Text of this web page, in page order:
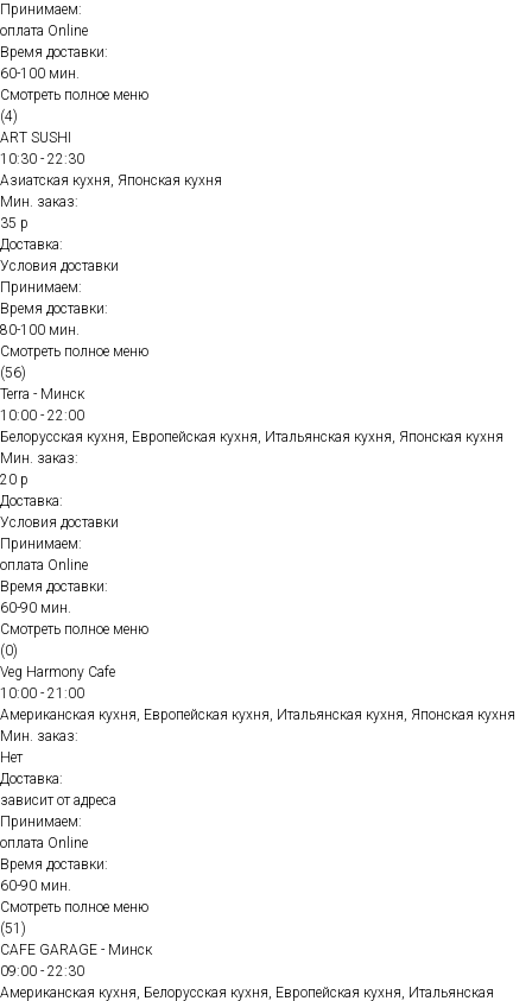
Принимаем:
оплата Online
Время доставки:
60-100 мин.
Смотреть полное меню
(4)
ART SUSHI
10:30 - 22:30
Азиатская кухня, Японская кухня
Мин. заказ:
35 р
Доставка:
Условия доставки
Принимаем:
Время доставки:
80-100 мин.
Смотреть полное меню
(56)
Terra - Минск
10:00 - 22:00
Белорусская кухня, Европейская кухня, Итальянская кухня, Японская кухня
Мин. заказ:
20 р
Доставка:
Условия доставки
Принимаем:
оплата Online
Время доставки:
60-90 мин.
Смотреть полное меню
(0)
Veg Harmony Cafe
10:00 - 21:00
Американская кухня, Европейская кухня, Итальянская кухня, Японская кухня
Мин. заказ:
Нет
Доставка:
зависит от адреса
Принимаем:
оплата Online
Время доставки:
60-90 мин.
Смотреть полное меню
(51)
CAFE GARAGE - Минск
09:00 - 22:30
Американская кухня, Белорусская кухня, Европейская кухня, Итальянская